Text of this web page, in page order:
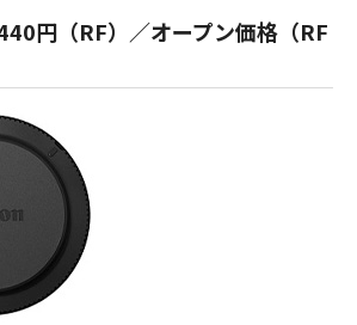
円（RF）／オープン価格（RF